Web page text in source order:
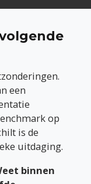
een
op
is de
uitdaging.
binnen